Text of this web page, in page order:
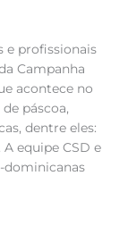
e profissionais
Campanha
acontece no
páscoa,
dentre eles:
equipe CSD e
dominicanas